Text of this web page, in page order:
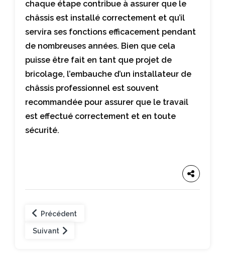
chaque étape contribue à assurer que le
châssis est installé correctement et qu’il
servira ses fonctions efficacement pendant
de nombreuses années. Bien que cela
puisse être fait en tant que projet de
bricolage, l’embauche d’un installateur de
châssis professionnel est souvent
recommandée pour assurer que le travail
est effectué correctement et en toute
sécurité.
Précédent
Suivant